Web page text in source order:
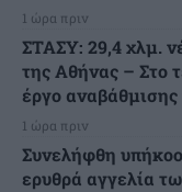
1 ώρα πριν
ΣΤΑΣΥ: 29,4 χλμ.
της Αθήνας – Στο
έργο
1 ώρα πριν
Συνελήφθη
ερυθρά αγγελία